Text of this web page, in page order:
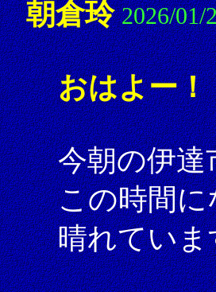
朝倉玲 2026/01/
おはよー
今朝の伊達
この時間に
晴れてい